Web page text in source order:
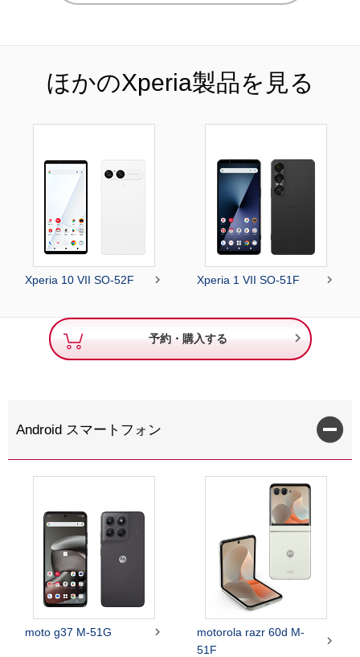
ほかのXperia製品を見る
Xperia 10 VII SO-52F  Xperia 1 VII SO-51F 
予約・購入する 
Android スマートフォン
moto g37 M-51G 
motorola razr 60d M-
51F
